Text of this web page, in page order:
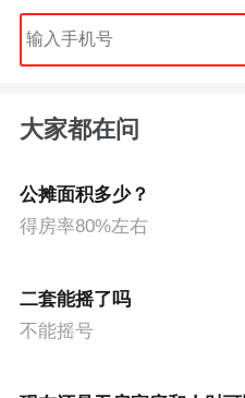
大家都在问
公摊面积多少？
得房率80%左右
二套能摇了吗
不能摇号